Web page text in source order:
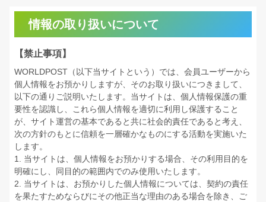
情報の取り扱いについて
【禁止事項】
WORLDPOST（以下当サイトという）では、会員ユーザーから
個人情報をお預かりしますが、そのお取り扱いにつきまして、
以下の通りご説明いたします。当サイトは、個人情報保護の重
要性を認識し、これら個人情報を適切に利用し保護すること
が、サイト運営の基本であると共に社会的責任であると考え、
次の方針のもとに信頼を一層確かなものにする活動を実施いた
します。
1. 当サイトは、個人情報をお預かりする場合、その利用目的を
明確にし、同目的の範囲内でのみ使用いたします。
2. 当サイトは、お預かりした個人情報については、契約の責任
を果たすためならびにその他正当な理由のある場合を除き、ご